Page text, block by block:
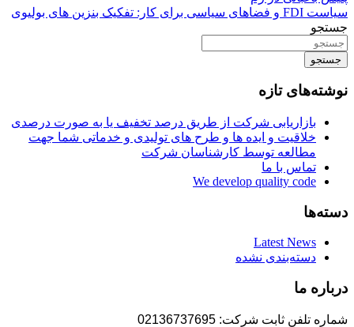
سیاست FDI و فضاهای سیاسی برای کار: تفکیک بنزین های بولیوی
جستجو
جستجو
نوشته‌های تازه
بازاریابی شرکت از طریق درصد تخفیف یا به صورت درصدی
خلاقیت و ایده ها و طرح های تولیدی و خدماتی شما جهت
مطالعه توسط کارشناسان شرکت
تماس با ما
We develop quality code
دسته‌ها
Latest News
دسته‌بندی نشده
درباره ما
شماره تلفن ثابت شرکت: 02136737695